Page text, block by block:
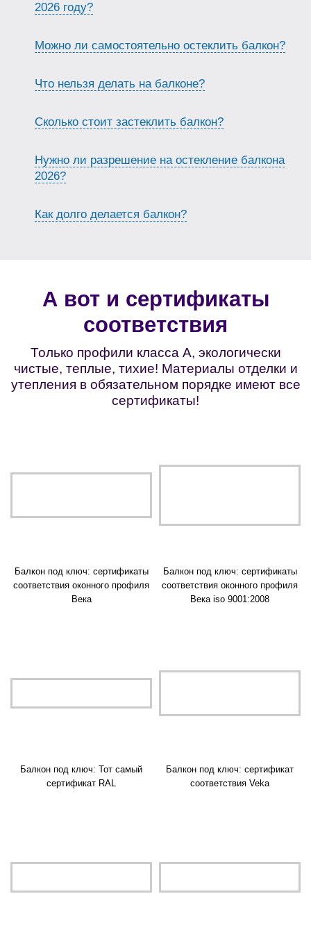
2026 году?
Можно ли самостоятельно остеклить балкон?
Что нельзя делать на балконе?
Сколько стоит застеклить балкон?
Нужно ли разрешение на остекление балкона
2026?
Как долго делается балкон?
А вот и сертификаты
соответствия
Только профили класса А, экологически
чистые, теплые, тихие! Материалы отделки и
утепления в обязательном порядке имеют все
сертификаты!
Балкон под ключ: сертификаты
соответствия оконного профиля
Века
Балкон под ключ: сертификаты
соответствия оконного профиля
Века iso 9001:2008
Балкон под ключ: Тот самый
сертификат RAL
Балкон под ключ: сертификат
соответствия Veka